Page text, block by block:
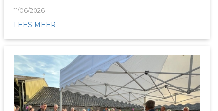
11/06/2026
LEES MEER